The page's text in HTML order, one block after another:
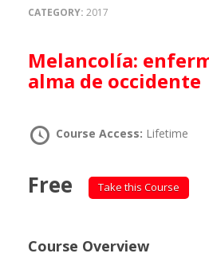
CATEGORY: 2017
Melancolía: enfermedad en el
alma de occidente
Course Access: Lifetime
Free Take this Course
Course Overview